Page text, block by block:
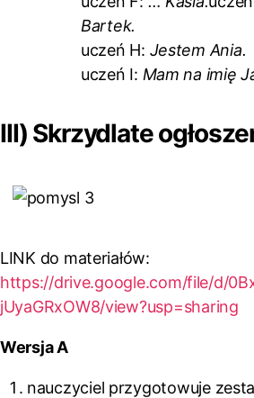
Bartek.
uczeń H: Jestem Ania.
uczeń I: Mam na imię
III) Skrzydlate
LINK do materiałów:
https://drive.google.com/file/d/
jUyaGRxOW8/view?usp=sharing
Wersja A
nauczyciel przygotowuje